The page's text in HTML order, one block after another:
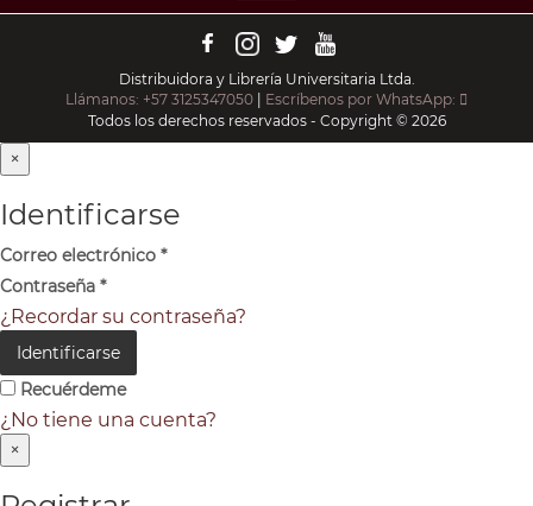
Distribuidora y Librería Universitaria Ltda.
Llámanos: +57 3125347050 | Escríbenos por WhatsApp:
Todos los derechos reservados - Copyright © 2026
×
Identificarse
Correo electrónico *
Contraseña *
¿Recordar su contraseña?
Identificarse
Recuérdeme
¿No tiene una cuenta?
×